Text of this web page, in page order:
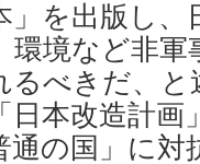
」を出版し、
環境など非
るべきだ、
日本改造計画
通の国」に